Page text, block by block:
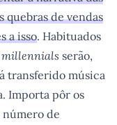
quebras de vendas
a isso. Habituados
millennials serão,
transferido música
Importa pôr os
de